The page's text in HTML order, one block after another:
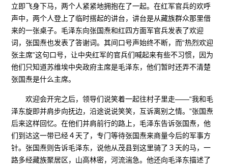
立即飞身下马，两个人紧紧地拥抱在了一起。在红军官兵的欢呼
声中，两个人登上了临时搭起的讲台，讲台是从藏族群众那里借
来的一张桌子。毛泽东向张国焘和红四方面军官兵发表了欢迎
词，张国焘也发表了答谢词。其间口号声始终不断，而“热烈欢迎
张主席”这句口号，让中央红军的官兵们喊起来有些不习惯，因为
他们只知道苏维埃中央政府主席是毛泽东，他们暂时还弄不清楚
张国焘是什么主席。
欢迎会开完之后，领导们说笑着一起往村子里走——“我和毛
泽东旋即并肩步向抚边，沿途说说笑笑，互诉离别之情。”张国焘
后来这样回忆。在他们并肩前行的路上，毛泽东告诉张国焘，他
们到达这一带已经４天了，专门等待张国焘来商量今后的军事方
针。张国焘则告诉毛泽东，说他从茂县到这里骑了３天的马，一
路多经藏族聚居区，山高林密，河流湍急。他还向毛泽东描述了